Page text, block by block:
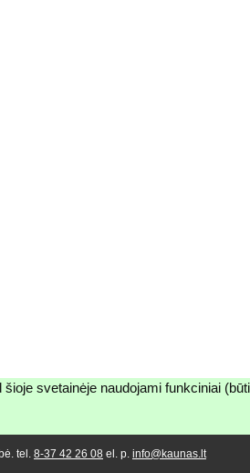
svetainėje naudojami funkciniai
tel. 8-37 42 26 08 el. p. info@kaunas.lt